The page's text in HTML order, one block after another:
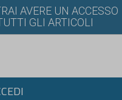
AVERE UN ACCESSO
GLI ARTICOLI